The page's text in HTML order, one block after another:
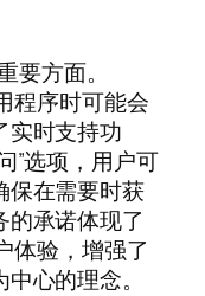
要方面。
程序时可能会
实时支持功
”选项，用户可
保在需要时获
承诺体现了
体验，增强了
心的理念。